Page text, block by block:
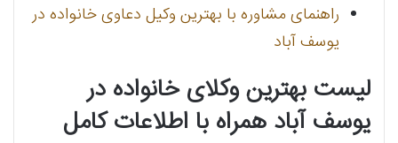
راهنمای مشاوره با بهترین وکیل دعاوی خانواده در
یوسف آباد
لیست بهترین وکلای خانواده در
یوسف آباد همراه با اطلاعات کامل